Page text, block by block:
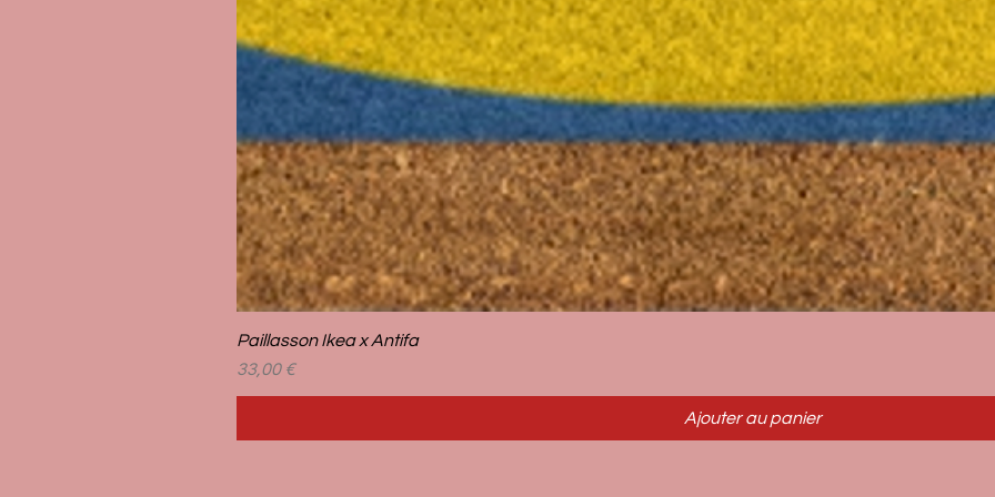
Paillasson Ikea x Antifa
Prix
33,00 €
Ajouter au panier